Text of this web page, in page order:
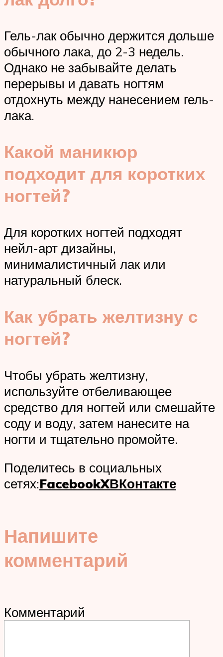
Гель-лак обычно держится дольше
обычного лака, до 2-3 недель.
Однако не забывайте делать
перерывы и давать ногтям
отдохнуть между нанесением гель-
лака.
Какой маникюр
подходит для коротких
ногтей?
Для коротких ногтей подходят
нейл-арт дизайны,
минималистичный лак или
натуральный блеск.
Как убрать желтизну с
ногтей?
Чтобы убрать желтизну,
используйте отбеливающее
средство для ногтей или смешайте
соду и воду, затем нанесите на
ногти и тщательно промойте.
Поделитесь в социальных
сетях:FacebookXВКонтакте
Напишите
комментарий
Комментарий